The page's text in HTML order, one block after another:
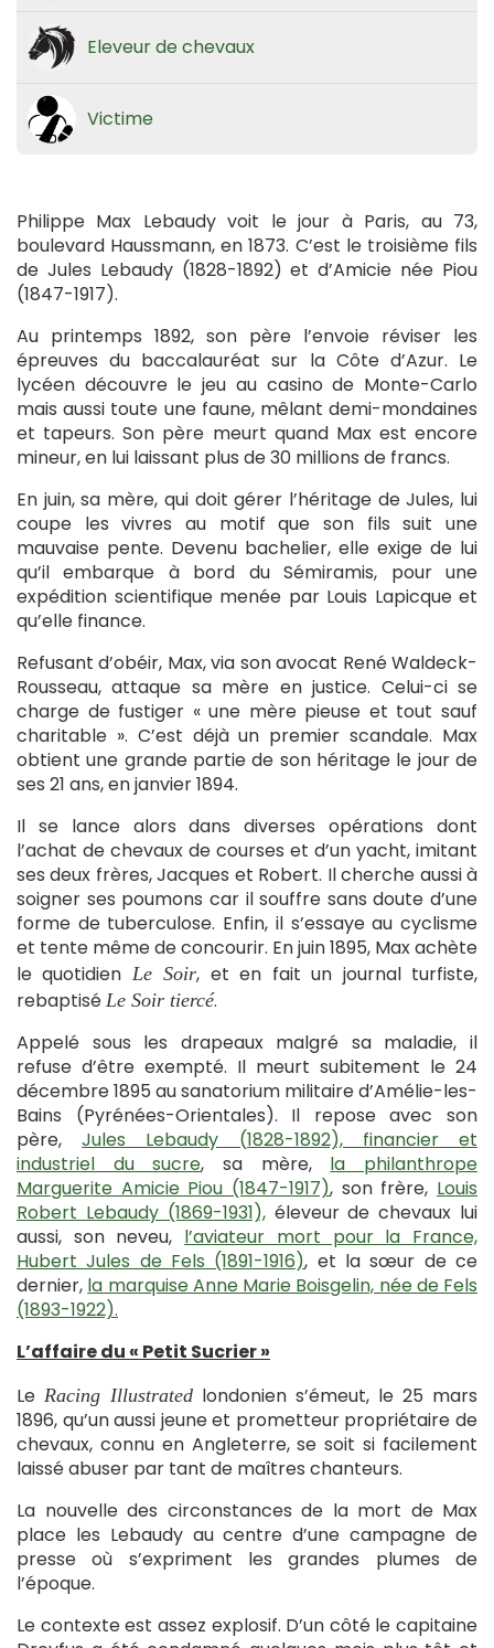
Eleveur de chevaux
Victime
Philippe Max Lebaudy voit le jour à Paris, au 73,
boulevard Haussmann, en 1873. C’est le troisième fils
de Jules Lebaudy (1828-1892) et d’Amicie née Piou
(1847-1917).
Au printemps 1892, son père l’envoie réviser les
épreuves du baccalauréat sur la Côte d’Azur. Le
lycéen découvre le jeu au casino de Monte-Carlo
mais aussi toute une faune, mêlant demi-mondaines
et tapeurs. Son père meurt quand Max est encore
mineur, en lui laissant plus de 30 millions de francs.
En juin, sa mère, qui doit gérer l’héritage de Jules, lui
coupe les vivres au motif que son fils suit une
mauvaise pente. Devenu bachelier, elle exige de lui
qu’il embarque à bord du Sémiramis, pour une
expédition scientifique menée par Louis Lapicque et
qu’elle finance.
Refusant d’obéir, Max, via son avocat René Waldeck-
Rousseau, attaque sa mère en justice. Celui-ci se
charge de fustiger « une mère pieuse et tout sauf
charitable ». C’est déjà un premier scandale. Max
obtient une grande partie de son héritage le jour de
ses 21 ans, en janvier 1894.
Il se lance alors dans diverses opérations dont
l’achat de chevaux de courses et d’un yacht, imitant
ses deux frères, Jacques et Robert. Il cherche aussi à
soigner ses poumons car il souffre sans doute d’une
forme de tuberculose. Enfin, il s’essaye au cyclisme
et tente même de concourir. En juin 1895, Max achète
le quotidien Le Soir, et en fait un journal turfiste,
rebaptisé Le Soir tiercé.
Appelé sous les drapeaux malgré sa maladie, il
refuse d’être exempté. Il meurt subitement le 24
décembre 1895 au sanatorium militaire d’Amélie-les-
Bains (Pyrénées-Orientales). Il repose avec son
père,Jules Lebaudy (1828-1892), financier et
industriel du sucre, sa mère, la philanthrope
Marguerite Amicie Piou (1847-1917), son frère, Louis
Robert Lebaudy (1869-1931),éleveur de chevaux lui
aussi, son neveu, l’aviateur mort pour la France,
Hubert Jules de Fels (1891-1916), et la sœur de ce
dernier, la marquise Anne Marie Boisgelin, née de Fels
(1893-1922).
L’affaire du « Petit Sucrier »
Le Racing Illustrated londonien s’émeut, le 25 mars
1896, qu’un aussi jeune et prometteur propriétaire de
chevaux, connu en Angleterre, se soit si facilement
laissé abuser par tant de maîtres chanteurs.
La nouvelle des circonstances de la mort de Max
place les Lebaudy au centre d’une campagne de
presse où s’expriment les grandes plumes de
l’époque.
Le contexte est assez explosif. D’un côté le capitaine